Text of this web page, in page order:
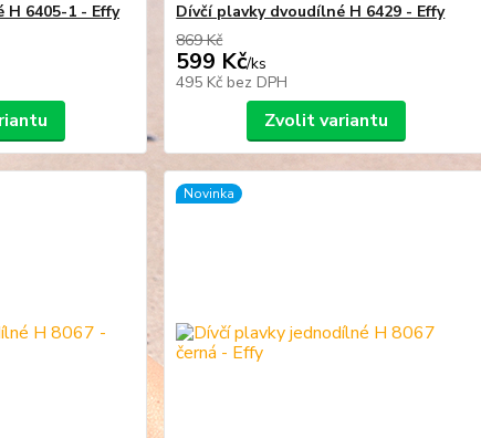
H 6405-1 - Effy
Dívčí plavky dvoudílné H 6429 - Effy
869 Kč
599 Kč/ks
495 Kč bez DPH
Zvolit variantu
Novinka